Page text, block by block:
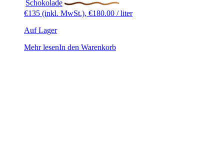
Schokolade
€135 (inkl. MwSt.), €180.00 / liter
Auf Lager
Mehr lesenIn den Warenkorb